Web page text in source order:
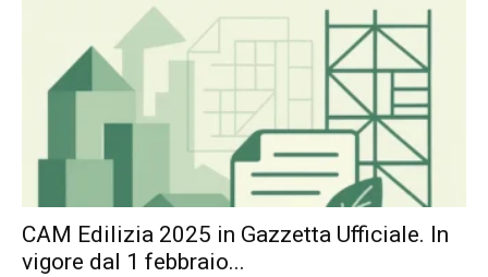
CAM Edilizia 2025 in Gazzetta Ufficiale. In
vigore dal 1 febbraio...